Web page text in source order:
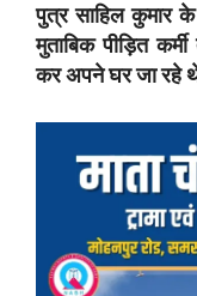
पुत्र साहिल कुमार के
मुताबिक पीड़ित
कर अपने घर जा रहे